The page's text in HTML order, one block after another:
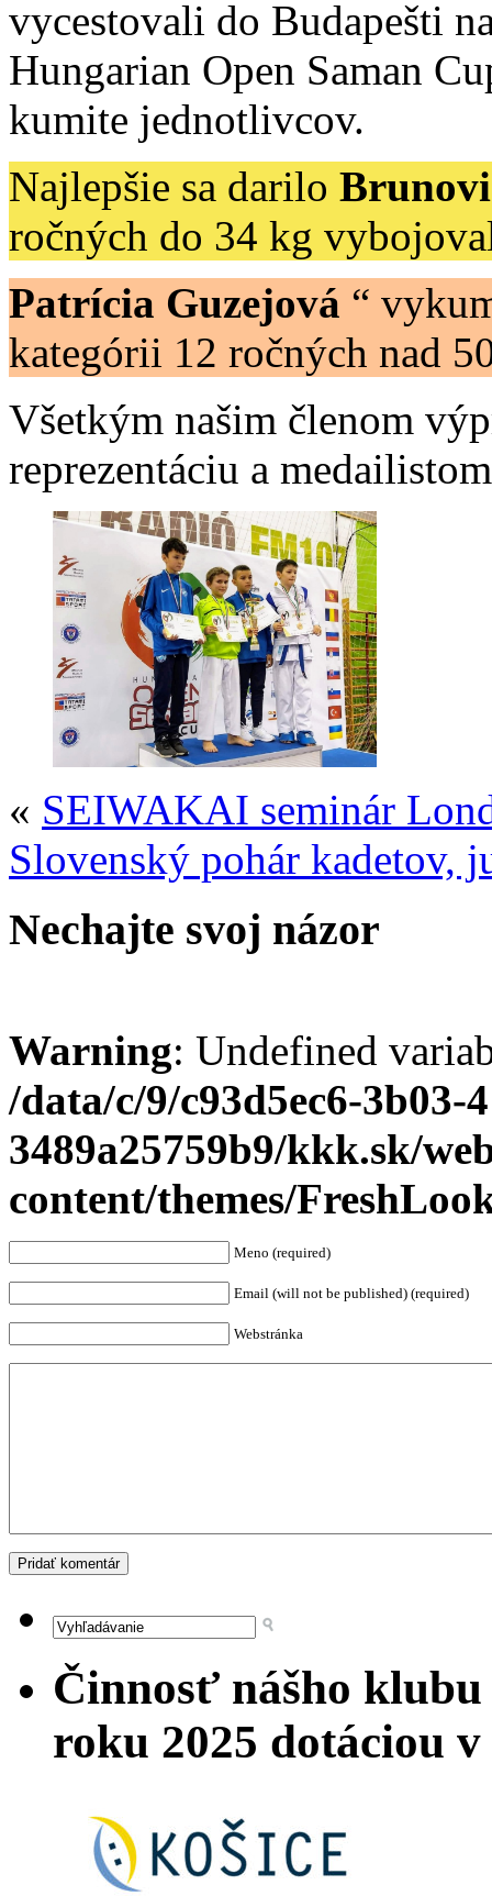
vycestovali do Budapešti
Hungarian Open Saman
kumite jednotlivcov.
Najlepšie sa darilo
ročných do 34 kg
Patrícia Guzejová “
kategórii 12 ročných nad
Všetkým našim členom
reprezentáciu a
« SEIWAKAI seminár
Slovenský pohár kadetov,
Nechajte svoj názor
Warning: Undefined
/data/c/9/c93d5ec6-3b03-
3489a25759b9/kkk.sk/
content/themes/
Meno (required)
Email (will not be published) (required)
Webstránka
Činnosť nášho
roku 2025 dotáciou v